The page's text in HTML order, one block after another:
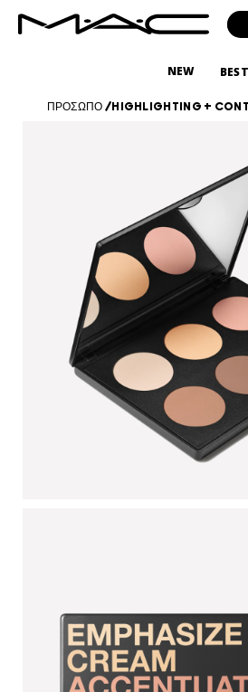
NEW
ΠΡΟΣΩΠΟ / HIGHLIGHTING +